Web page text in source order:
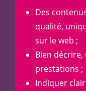
Des
qualité,
sur le web ;
Bien décrire,
prestations ;
Indiquer